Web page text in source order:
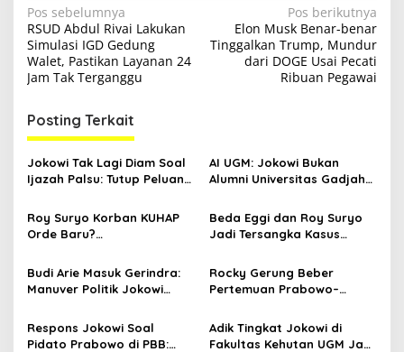
N
a
v
i
g
a
s
i
p
o
s
Pos sebelumnya
RSUD Abdul Rivai Lakukan
Simulasi IGD Gedung
Walet, Pastikan Layanan 24
Jam Tak Terganggu
Pos berikutnya
Elon Musk Benar-benar
Tinggalkan Trump, Mundur
dari DOGE Usai Pecati
Ribuan Pegawai
Posting Terkait
Jokowi Tak Lagi Diam Soal
Ijazah Palsu: Tutup Peluang
Dalang
AI UGM: Jokowi Bukan
Alumni Universitas Gadjah
Roy Suryo Korban KUHAP
Orde Baru?
Bisa Restorative Justice
Beda Eggi dan Roy Suryo
Jadi Tersangka Kasus
Tetapkan 8 Orang
Budi Arie Masuk Gerindra:
Manuver Politik Jokowi
Prabowo
Rocky Gerung Beber
Pertemuan Prabowo–
Kangen-kangenan
Respons Jokowi Soal
Pidato Prabowo di PBB:
Adik Tingkat Jokowi di
Fakultas Kehutan UGM Jadi